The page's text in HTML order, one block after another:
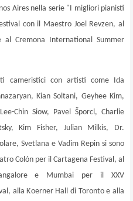
Aires nella serie "I migliori pianisti
con il Maestro Joel Revzen, al
Cremona International Summer
cameristici con artisti come Ida
Kian Soltani, Geyhee Kim,
Chin Siow, Pavel Šporcl, Charlie
Kim Fisher, Julian Milkis, Dr.
Svetlana e Vadim Repin si sono
Colón per il Cartagena Festival, al
e Mumbai per il XXV
alla Koerner Hall di Toronto e alla